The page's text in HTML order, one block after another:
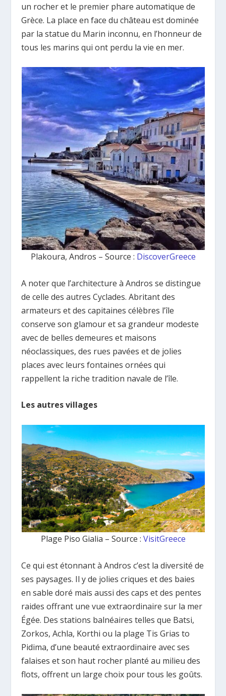
un rocher et le premier phare automatique de
Grèce. La place en face du château est dominée
par la statue du Marin inconnu, en l’honneur de
tous les marins qui ont perdu la vie en mer.
Plakoura, Andros – Source : DiscoverGreece
A noter que l’architecture à Andros se distingue
de celle des autres Cyclades. Abritant des
armateurs et des capitaines célèbres l’île
conserve son glamour et sa grandeur modeste
avec de belles demeures et maisons
néoclassiques, des rues pavées et de jolies
places avec leurs fontaines ornées qui
rappellent la riche tradition navale de l’île.
Les autres villages
Plage Piso Gialia – Source : VisitGreece
Ce qui est étonnant à Andros c’est la diversité de
ses paysages. Il y de jolies criques et des baies
en sable doré mais aussi des caps et des pentes
raides offrant une vue extraordinaire sur la mer
Égée. Des stations balnéaires telles que Batsi,
Zorkos, Achla, Korthi ou la plage Tis Grias to
Pidima, d’une beauté extraordinaire avec ses
falaises et son haut rocher planté au milieu des
flots, offrent un large choix pour tous les goûts.